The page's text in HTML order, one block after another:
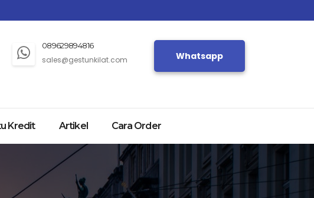
089629894816
sales@gestunkilat.com Whatsapp
Kredit Artikel Cara Order